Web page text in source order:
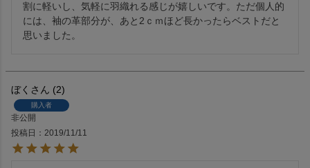
割に軽いし、気軽に羽織れる感じが嬉しいです。ただ個人的
には、袖の革部分が、あと2ｃｍほど長かったらベストだと
思いました。
ぼく 2
購入者
非公開
投稿日
2019/11/11